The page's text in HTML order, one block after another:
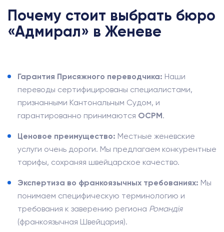
Почему стоит выбрать бюро
«Адмирал» в Женеве
Гарантия Присяжного переводчика: Наши
переводы сертифицированы специалистами,
признанными Кантональным Судом, и
гарантированно принимаются OCPM.
Ценовое преимущество: Местные женевские
услуги очень дороги. Мы предлагаем конкурентные
тарифы, сохраняя швейцарское качество.
Экспертиза во франкоязычных требованиях: Мы
понимаем специфическую терминологию и
требования к заверению региона Романдія
(франкоязычная Швейцария).